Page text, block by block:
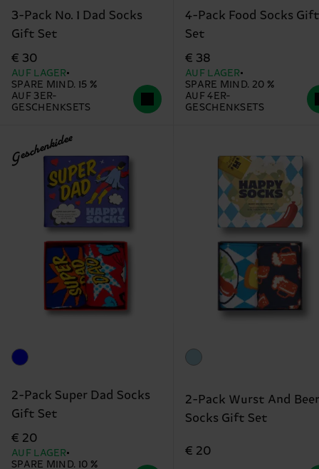
3-Pack No. 1 Dad Socks
Gift Set
€ 30
AUF LAGER
SPARE MIND. 15 %
AUF 3ER-
GESCHENKSETS
4-Pack Food Socks Gift
Set
€ 38
AUF LAGER
SPARE MIND. 20 %
AUF 4ER-
GESCHENKSETS
Geschenkidee
2-Pack Super Dad Socks
Gift Set
€ 20
AUF LAGER
SPARE MIND. 10 %
2-Pack Wurst And Beer
Socks Gift Set
€ 20